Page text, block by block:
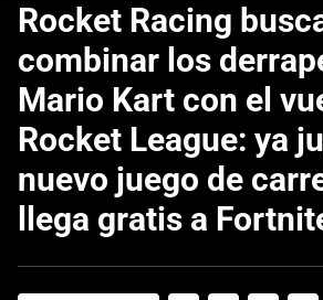
Rocket Racing
combinar los
Mario Kart con el
Rocket League: ya
nuevo juego de
llega gratis a